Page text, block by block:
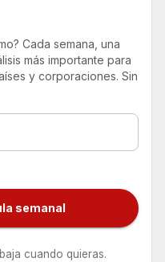
Cada semana, una
más importante para
y corporaciones. Sin
semanal
cuando quieras.